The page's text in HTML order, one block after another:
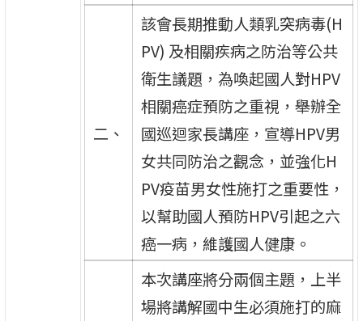
二、
該會長期推動人類乳突病毒(H
PV) 及相關疾病之防治等公共
衛生議題，為喚起國人對HPV
相關癌症預防之重視，舉辦全
國巡迴家長講座，宣導HPV男
女共同防治之觀念，並強化H
PV疫苗男女性施打之重要性，
以幫助國人預防HPV引起之六
癌一病，維護國人健康。
本次講座將分兩個主題，上半
場將講解國中生必須施打的麻